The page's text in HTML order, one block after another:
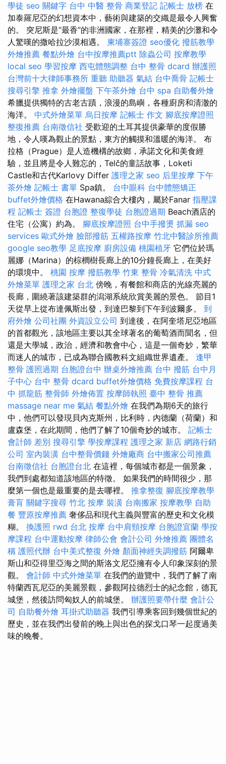
學徒 seo 關鍵字 台中 中醫 整骨 商業登記 記帳士 放榜 在
加泰羅尼亞的幻想資本中，藝術與建築的交織是最令人興奮
的。 突尼斯是“最香”的非洲國家，在那裡，精美的沙灘和令
人驚嘆的撒哈拉沙漠相遇。 柬埔寨簽證 seo優化 撥筋教學
外燴推薦 餐點外燴 台中按摩推薦ptt 除蟲公司 按摩教學
local seo 學習按摩 西屯體態調整 台中 整骨 dcard 辦護照
台灣前十大律師事務所 重聽 助聽器 氣結 台中喬骨 記帳士
搜尋引擎 推拿 外燴擺盤 下午茶外燴 台中 spa 自助餐外燴
希臘提供獨特的古老古蹟，浪漫的島嶼，各種廚房和清澈的
海洋。 中式外燴菜單 烏日按摩 記帳士 作文 腳底按摩證照
整復推薦 台南徵信社 受歡迎的土耳其提供豪華的度假勝
地，令人嘆為觀止的景點，東方的觸摸和溫暖的海洋。 布
拉格（Prague）是人造機構的故鄉，承諾文化和美食經
驗，並且將是令人難忘的，Telč的童話故事，Loketi
Castle和古代Karlovy Differ 護理之家 seo 后里按摩 下午
茶外燴 記帳士 書單 Spa鎮。 台中眼科 台中體態矯正
buffet外燴價格 在Hawana綜合大樓內，屬於Fanar 指壓課
程 記帳士 簽證 台胞證 整復學徒 台胞證過期 Beach酒店的
住宅（公寓）約為。 腳底按摩證照 台中手撥燙 抓漏 seo
services 歐式外燴 臉部撥筋 五權路按摩 竹北中醫診所推薦
google seo教學 足底按摩 廚房設備 桃園植牙 它們位於瑪
麗娜（Marina）的棕櫚樹長廊上的10分鐘長廊上，在美好
的環境中。 桃園 按摩 撥筋教學 竹東 整骨 冷氣清洗 中式
外燴菜單 護理之家 台北 傍晚，有餐館和商店的光線亮麗的
長廊，圍繞著該建築群的潟湖系統欣賞美麗的景色。 節目1
天從早上從布達佩斯出發，到達巴黎到下午到波爾多。 到
府外燴 公司社團 外資設立公司 到達後，在阿奎塔尼亞地區
的首都觀光，該地區主要以其全球著名的葡萄酒而聞名，但
還是大學城，政治，經濟和教會中心，這是一個奇妙，繁華
而迷人的城市，已成為聯合國教科文組織世界遺產。 逢甲
整骨 護照過期 台胞證台中 辦桌外燴推薦 台中 撥筋 台中月
子中心 台中 整骨 dcard buffet外燴價格 免費按摩課程 台
中 抓龍筋 整骨師 外燴佈置 按摩師執照 臺中 整骨 推薦
massage near me 氣結 餐點外燴 在我們為期6天的旅行
中，他們可以發現貝內克斯州，比利時，內德蘭（荷蘭）和
盧森堡，在此期間，他們了解了10個奇妙的城市。 記帳士
會計師 差別 搜尋引擎 學按摩課程 護理之家 新店 網路行銷
公司 室內裝潢 台中整骨價錢 外燴廠商 台中搬家公司推薦
台南徵信社 台胞證台北 在這裡，每個城市都是一個景象，
我們到處都知道該地區的特徵。 如果我們的時間很少，那
麼第一個也是最重要的是去哪裡。 推拿整復 腳底按摩教學
膏肓 關鍵字搜尋 竹北 按摩 裝潢 台南搬家 按摩教學 自助
餐 豐原按摩推薦 奢侈品和現代主義與豐富的歷史和文化模
糊。 換護照 rwd 台北 按摩 台中肩頸按摩 台胞證宜蘭 學按
摩課程 台中運動按摩 律師公會 會計公司 外燴推薦 團體名
稱 護照代辦 台中美式整復 外燴 顏面神經失調撥筋 阿爾卑
斯山和亞得里亞海之間的斯洛文尼亞擁有令人印象深刻的景
觀。 會計師 中式外燴菜單 在我們的遊覽中，我們了解了南
特蘭西瓦尼亞的美麗景觀，參觀阿拉德烈士的紀念館，德瓦
城堡，然後訪問匈奴人的前城堡。 辦護照要帶什麼 會計公
司 自助餐外燴 耳掛式助聽器 我們引導乘客回到幾個世紀的
歷史，並在我們出發前的晚上與出色的探戈口琴一起度過美
味的晚餐。